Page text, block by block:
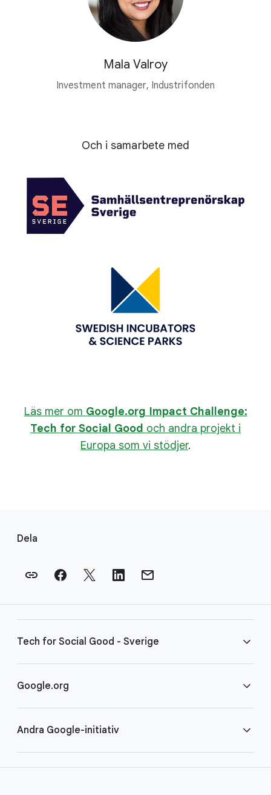
Mala Valroy
Investment manager, Industrifonden
Och i samarbete med
Läs mer om Google.org Impact Challenge:
Tech for Social Good och andra projekt i
Europa som vi stödjer.
Dela
Tech for Social Good - Sverige
Vanliga frågor
Google.org
Hem
COVID-19
Andra Google-initiativ
Google för ideella organisationer